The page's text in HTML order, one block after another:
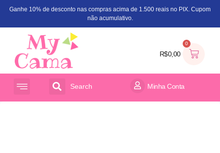
Ganhe 10% de desconto nas compras acima de 1.500 reais no PIX. Cupom
não acumulativo.
R$0,00
0
Search Minha Conta